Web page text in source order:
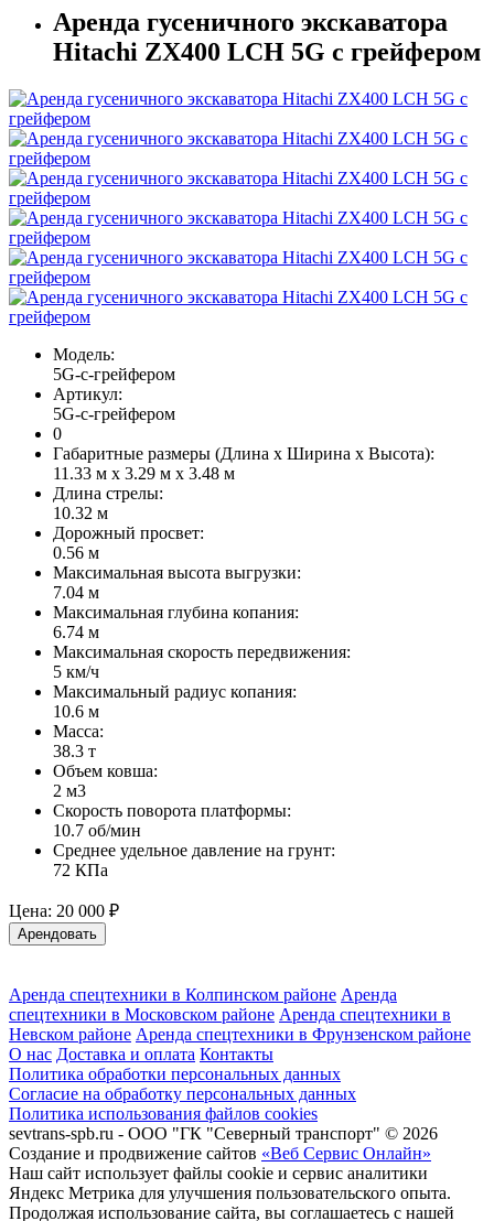
Аренда гусеничного экскаватора
Hitachi ZX400 LCH 5G с грейфером
Модель:
5G-с-грейфером
Артикул:
5G-с-грейфером
0
Габаритные размеры (Длина х Ширина х Высота):
11.33 м х 3.29 м х 3.48 м
Длина стрелы:
10.32 м
Дорожный просвет:
0.56 м
Максимальная высота выгрузки:
7.04 м
Максимальная глубина копания:
6.74 м
Максимальная скорость передвижения:
5 км/ч
Максимальный радиус копания:
10.6 м
Масса:
38.3 т
Объем ковша:
2 м3
Скорость поворота платформы:
10.7 об/мин
Среднее удельное давление на грунт:
72 КПа
Цена: 20 000 ₽
Арендовать
Аренда спецтехники в Колпинском районе Аренда
спецтехники в Московском районе Аренда спецтехники в
Невском районе Аренда спецтехники в Фрунзенском районе
О нас Доставка и оплата Контакты
Политика обработки персональных данных
Согласие на обработку персональных данных
Политика использования файлов cookies
sevtrans-spb.ru - ООО "ГК "Северный транспорт" © 2026
Создание и продвижение сайтов «Веб Сервис Онлайн»
Наш сайт использует файлы cookie и сервис аналитики
Яндекс Метрика для улучшения пользовательского опыта.
Продолжая использование сайта, вы соглашаетесь с нашей